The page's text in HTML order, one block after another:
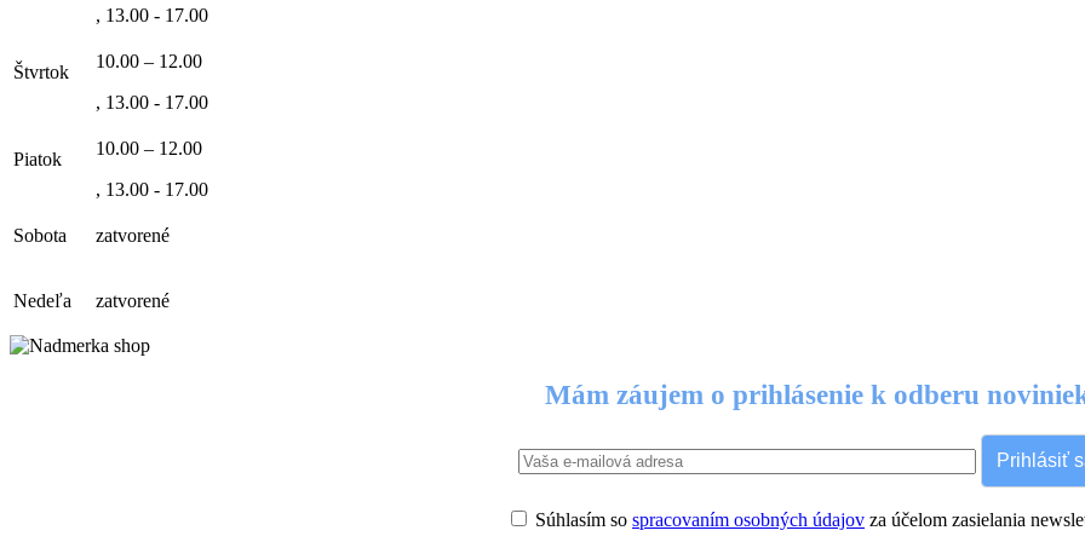
, 13.00 - 17.00
Štvrtok
10.00 – 12.00
, 13.00 - 17.00
Piatok
10.00 – 12.00
, 13.00 - 17.00
Sobota zatvorené
Nedeľa zatvorené
Mám záujem o prihlásenie k odberu
Prihlásiť
Súhlasím so spracovaním osobných údajov za účelom zasielania